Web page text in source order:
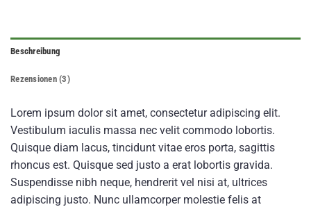
Beschreibung
Rezensionen (3)
Lorem ipsum dolor sit amet, consectetur adipiscing elit.
Vestibulum iaculis massa nec velit commodo lobortis.
Quisque diam lacus, tincidunt vitae eros porta, sagittis
rhoncus est. Quisque sed justo a erat lobortis gravida.
Suspendisse nibh neque, hendrerit vel nisi at, ultrices
adipiscing justo. Nunc ullamcorper molestie felis at